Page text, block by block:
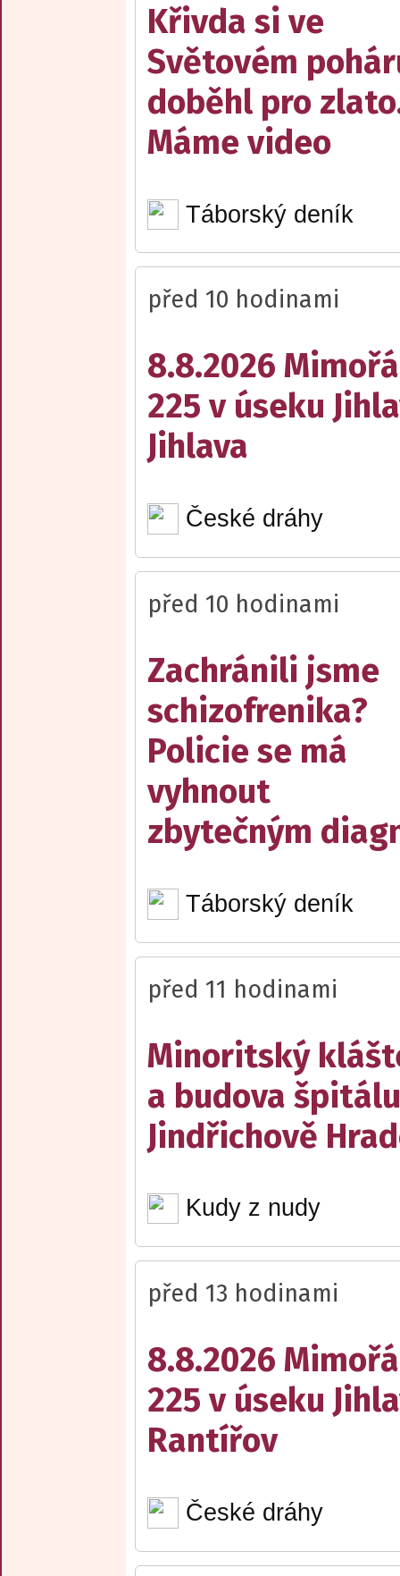
Křivda si ve
Světovém
doběhl pro
Máme video
Táborský deník
před 10 hodinami
8.8.2026
225 v úseku
Jihlava
České dráhy
před 10 hodinami
Zachránili jsme
schizofrenika?
Policie se má
vyhnout
zbytečným
Táborský deník
před 11 hodinami
Minoritský
a budova
Jindřichově
Kudy z nudy
před 13 hodinami
8.8.2026
225 v úseku
Rantířov
České dráhy